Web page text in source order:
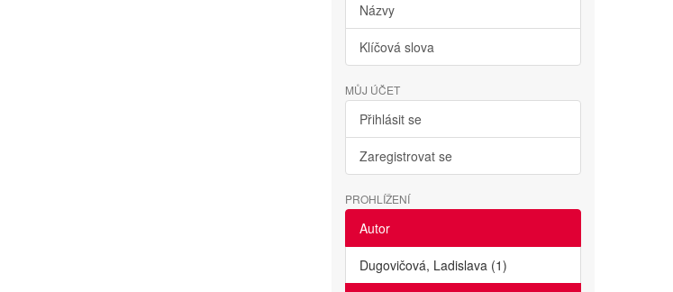
Názvy
Klíčová slova
MŮJ ÚČET
Přihlásit se
Zaregistrovat se
PROHLÍŽENÍ
Autor
Dugovičová, Ladislava (1)